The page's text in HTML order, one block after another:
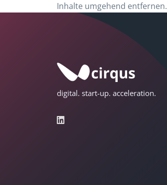
Inhalte umgehend entfernen.
digital. start-up. acceleration.